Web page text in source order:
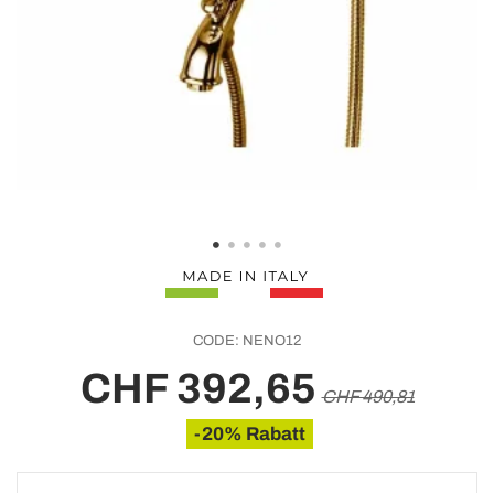
CODE: NENO12
CHF 392,65 CHF 490,81
-20% Rabatt